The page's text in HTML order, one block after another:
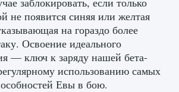
не появится синяя или желтая
на гораздо более
Освоение идеального
— ключ к заряду нашей бета-
использованию самых
Евы в бою.